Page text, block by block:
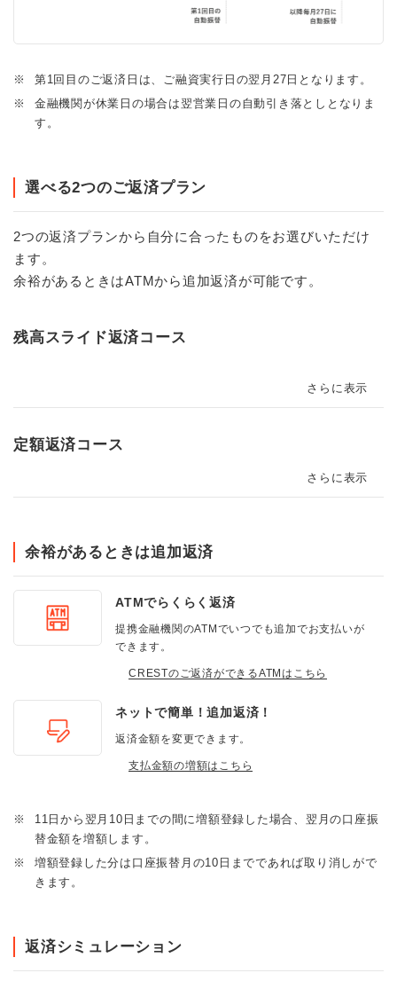
※
第1回目のご返済日は、ご融資実行日の翌月27日となります。
※
金融機関が休業日の場合は翌営業日の自動引き落としとなりま
す。
選べる2つのご返済プラン
2つの返済プランから自分に合ったものをお選びいただけ
ます。
余裕があるときはATMから追加返済が可能です。
残高スライド返済コース
さらに表示
定額返済コース
さらに表示
余裕があるときは追加返済
ATMでらくらく返済
提携金融機関のATMでいつでも追加でお支払いが
できます。
CRESTのご返済ができるATMはこちら
ネットで簡単！追加返済！
返済金額を変更できます。
支払金額の増額はこちら
※
11日から翌月10日までの間に増額登録した場合、翌月の口座振
替金額を増額します。
※
増額登録した分は口座振替月の10日までであれば取り消しがで
きます。
返済シミュレーション